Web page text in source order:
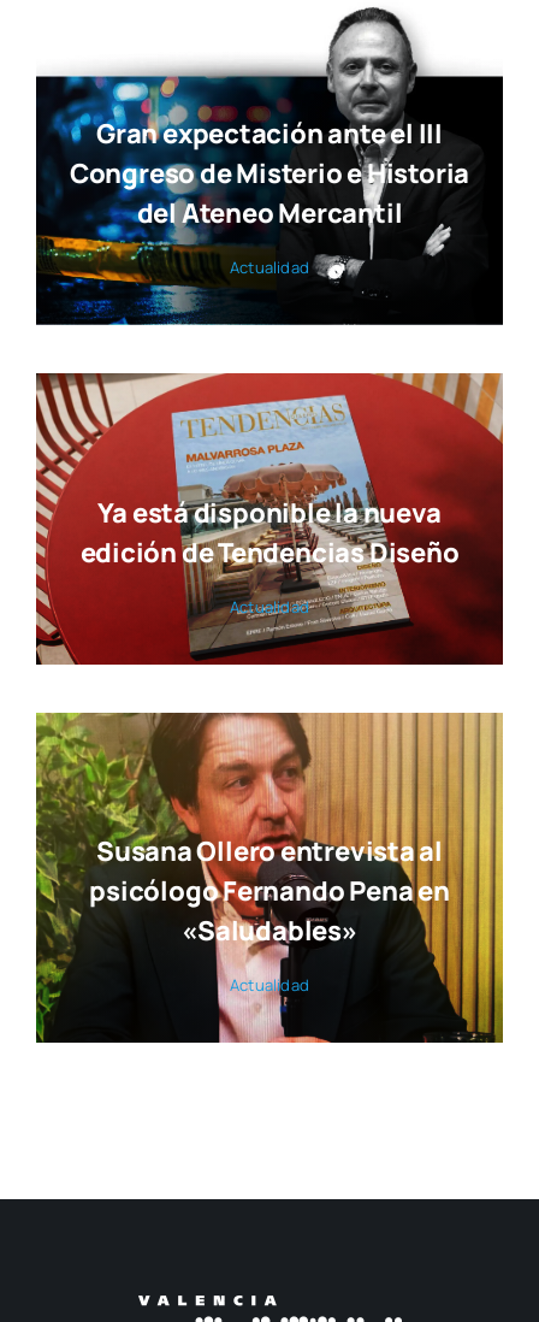
Gran expectación ante el III
Congreso de Misterio e Historia
del Ateneo Mercantil
Actua­li­dad
Ya está disponible la nueva
edición de Tendencias Diseño
Actua­li­dad
Susana Ollero entrevista al
psicólogo Fernando Pena en
«Saludables»
Actua­li­dad